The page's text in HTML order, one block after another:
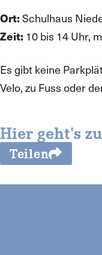
Ort:Schulhaus
Zeit: 10 bis 14 Uhr,
Es gibt keine
Velo, zu Fuss oder
Hier geht's
Teilen